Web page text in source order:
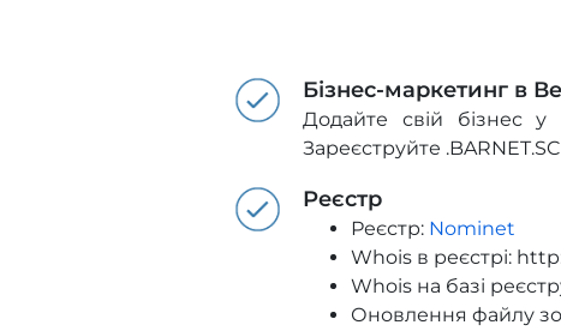
Бізнес-маркетинг в
Додайте свій бізнес у
Зареєструйте
Реєстр
Реєстр: Nominet
Whois в реєстрі:
Whois на базі
Оновлення файлу